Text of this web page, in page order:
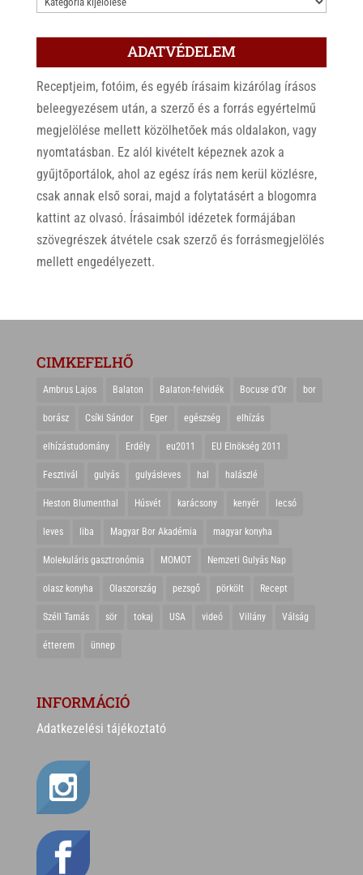
ADATVÉDELEM
Receptjeim, fotóim, és egyéb írásaim kizárólag írásos
beleegyezésem után, a szerző és a forrás egyértelmű
megjelölése mellett közölhetőek más oldalakon, vagy
nyomtatásban. Ez alól kivételt képeznek azok a
gyűjtőportálok, ahol az egész írás nem kerül közlésre,
csak annak első sorai, majd a folytatásért a blogomra
kattint az olvasó. Írásaimból idézetek formájában
szövegrészek átvétele csak szerző és forrásmegjelölés
mellett engedélyezett.
CIMKEFELHŐ
Ambrus Lajos Balaton Balaton-felvidék Bocuse d'Or bor
borász Csíki Sándor Eger egészség elhízás
elhízástudomány Erdély eu2011 EU Elnökség 2011
Fesztivál gulyás gulyásleves hal halászlé
Heston Blumenthal Húsvét karácsony kenyér lecsó
leves liba Magyar Bor Akadémia magyar konyha
Molekuláris gasztronómia MOMOT Nemzeti Gulyás Nap
olasz konyha Olaszország pezsgő pörkölt Recept
Széll Tamás sör tokaj USA videó Villány Válság
étterem ünnep
INFORMÁCIÓ
Adatkezelési tájékoztató